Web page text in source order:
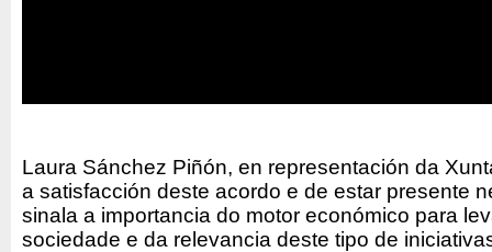
Laura Sánchez Piñón, en representación da
a satisfacción deste acordo e de estar presente
sinala a importancia do motor económico para
sociedade e da relevancia deste tipo de